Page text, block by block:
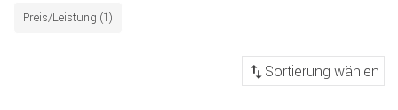
Preis/Leistung (1)